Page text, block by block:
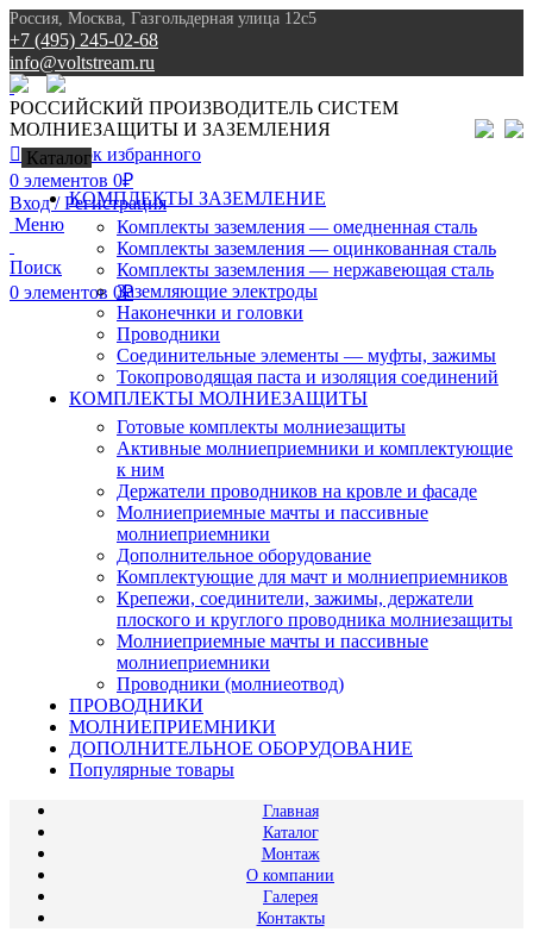
Россия, Москва, Газгольдерная улица 12с5
+7 (495) 245-02-68
info@voltstream.ru
8 (495) 245-02-68
РОССИЙСКИЙ ПРОИЗВОДИТЕЛЬ СИСТЕМ
МОЛНИЕЗАЩИТЫ И ЗАЗЕМЛЕНИЯ
0Список избранного
0 элементов 0₽
Вход / Регистрация
Меню
Поиск
0 элементов 0₽
Каталог
КОМПЛЕКТЫ ЗАЗЕМЛЕНИЕ
Комплекты заземления — омедненная сталь
Комплекты заземления — оцинкованная сталь
Комплекты заземления — нержавеющая сталь
Заземляющие электроды
Наконечнки и головки
Проводники
Соединительные элементы — муфты, зажимы
Токопроводящая паста и изоляция соединений
КОМПЛЕКТЫ МОЛНИЕЗАЩИТЫ
Готовые комплекты молниезащиты
Активные молниеприемники и комплектующие
к ним
Держатели проводников на кровле и фасаде
Молниеприемные мачты и пассивные
молниеприемники
Дополнительное оборудование
Комплектующие для мачт и молниеприемников
Крепежи, соединители, зажимы, держатели
плоского и круглого проводника молниезащиты
Молниеприемные мачты и пассивные
молниеприемники
Проводники (молниеотвод)
ПРОВОДНИКИ
МОЛНИЕПРИЕМНИКИ
ДОПОЛНИТЕЛЬНОЕ ОБОРУДОВАНИЕ
Популярные товары
Главная
Каталог
Монтаж
О компании
Галерея
Контакты